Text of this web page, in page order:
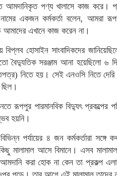
আমদানিকৃত পণ্য খালাসে কাজ করে।
একজন কর্মকর্তা বলেন, আমরা
আমাদের এখানে কাজ করেন না।
বিপ্লব হোসাইন সাংবাদিকদের
বৈদ্যুতিক সরঞ্জাম আনা হয়েছিলো
নিতে হয়। সেই এনওসি নিতে দেরি
রূপপুর পারমানবিক বিদ্যুৎ
হয়নি।
বিভিন্ন পর্যায়ের ৪ জন কর্মকর্তারা
মালামাল আসে বিমানে। এসব মালামাল
আমদানি করা হোক না কেন তা প্রকল্প